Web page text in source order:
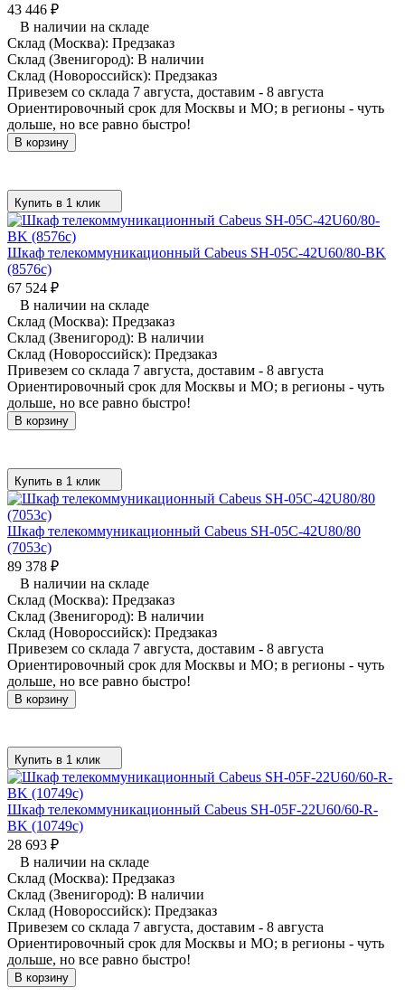
43 446 ₽
В наличии на складе
Склад (Москва): Предзаказ
Склад (Звенигород): В наличии
Склад (Новороссийск): Предзаказ
Привезем со склада 7 августа, доставим - 8 августа
Ориентировочный срок для Москвы и МО; в регионы - чуть
дольше, но все равно быстро!
В корзину
Купить в 1 клик
Шкаф телекоммуникационный Cabeus SH-05C-42U60/80-BK
(8576c)
67 524 ₽
В наличии на складе
Склад (Москва): Предзаказ
Склад (Звенигород): В наличии
Склад (Новороссийск): Предзаказ
Привезем со склада 7 августа, доставим - 8 августа
Ориентировочный срок для Москвы и МО; в регионы - чуть
дольше, но все равно быстро!
В корзину
Купить в 1 клик
Шкаф телекоммуникационный Cabeus SH-05C-42U80/80
(7053c)
89 378 ₽
В наличии на складе
Склад (Москва): Предзаказ
Склад (Звенигород): В наличии
Склад (Новороссийск): Предзаказ
Привезем со склада 7 августа, доставим - 8 августа
Ориентировочный срок для Москвы и МО; в регионы - чуть
дольше, но все равно быстро!
В корзину
Купить в 1 клик
Шкаф телекоммуникационный Cabeus SH-05F-22U60/60-R-
BK (10749c)
28 693 ₽
В наличии на складе
Склад (Москва): Предзаказ
Склад (Звенигород): В наличии
Склад (Новороссийск): Предзаказ
Привезем со склада 7 августа, доставим - 8 августа
Ориентировочный срок для Москвы и МО; в регионы - чуть
дольше, но все равно быстро!
В корзину